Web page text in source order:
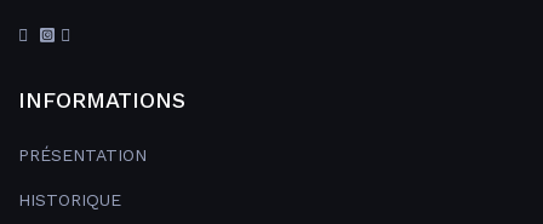
INFORMATIONS
PRÉSENTATION
HISTORIQUE